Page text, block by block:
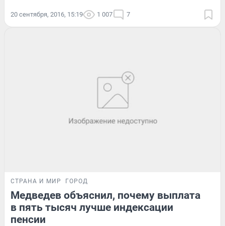
20 сентября, 2016, 15:19 1 007 7
СТРАНА И МИР ГОРОД
Медведев объяснил, почему выплата
в пять тысяч лучше индексации
пенсии